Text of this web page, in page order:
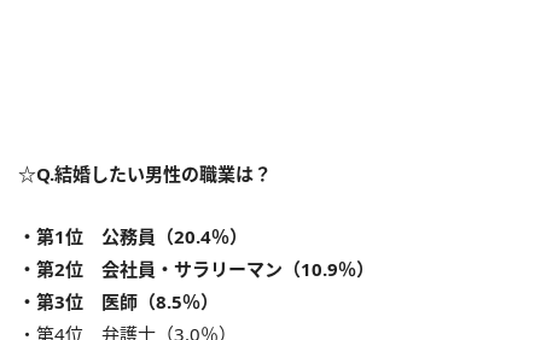
☆Q.結婚したい男性の職業は？
・第1位 公務員（20.4％）
・第2位 会社員・サラリーマン（10.9％）
・第3位 医師（8.5％）
・第4位 弁護士（3.0％）